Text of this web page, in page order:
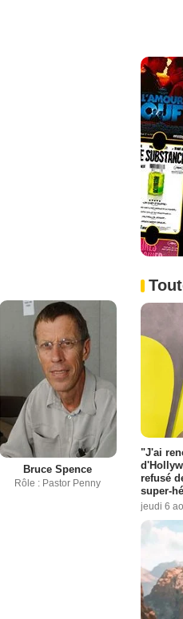
Bruce Spence
Rôle : Pastor Penny
"J'ai
refusé
super-
jeudi 6